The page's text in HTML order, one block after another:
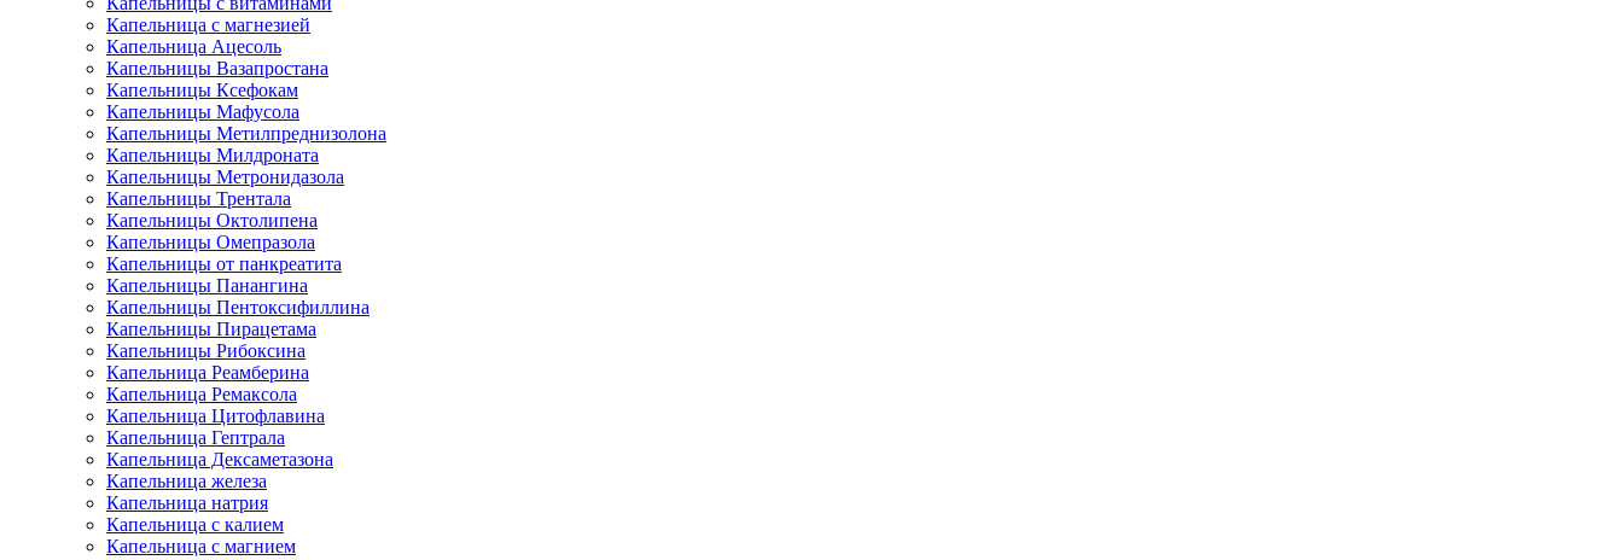
Капельница с магнезией
Капельница Ацесоль
Капельницы Вазапростана
Капельницы Ксефокам
Капельницы Мафусола
Капельницы Метилпреднизолона
Капельницы Милдроната
Капельницы Метронидазола
Капельницы Трентала
Капельницы Октолипена
Капельницы Омепразола
Капельницы от панкреатита
Капельницы Панангина
Капельницы Пентоксифиллина
Капельницы Пирацетама
Капельницы Рибоксина
Капельница Реамберина
Капельница Ремаксола
Капельница Цитофлавина
Капельница Гептрала
Капельница Дексаметазона
Капельница железа
Капельница натрия
Капельница с калием
Капельница с магнием